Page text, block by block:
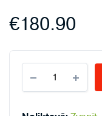
€180.90
900*2000